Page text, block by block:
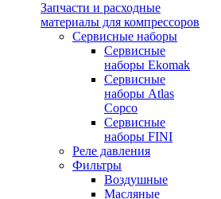
Запчасти и расходные
материалы для компрессоров
Cервисные наборы
Сервисные
наборы Ekomak
Cервисные
наборы Atlas
Copco
Сервисные
наборы FINI
Реле давления
Фильтры
Воздушные
Масляные